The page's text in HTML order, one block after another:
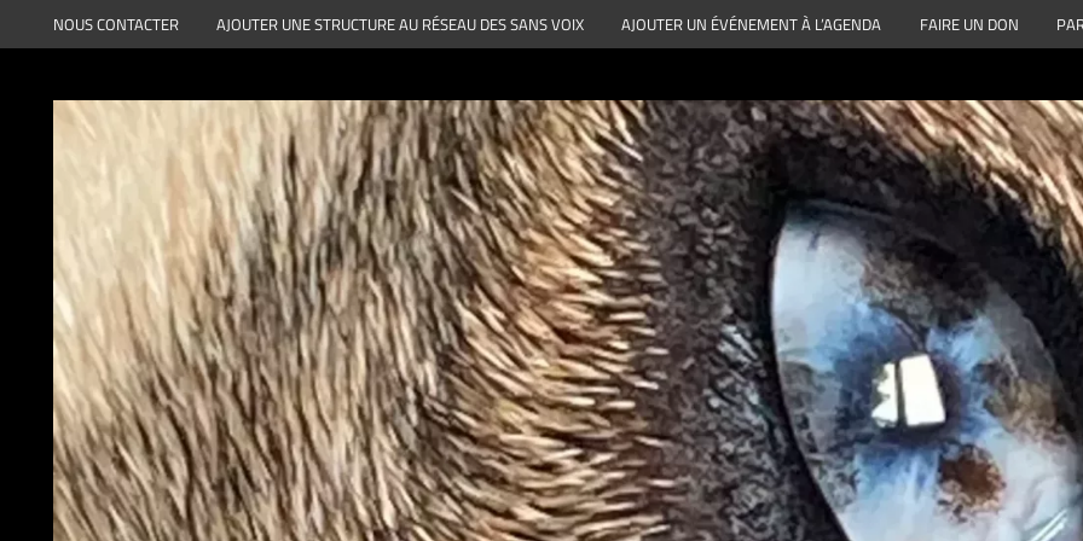
au
NOUS CONTACTER AJOUTER UNE STRUCTURE AU RÉSEAU DES SANS VOIX AJOUTER UN ÉVÉNEMENT À L’AGENDA FAIRE UN DON